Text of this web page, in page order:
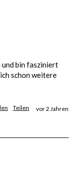
bin fasziniert
schon weitere
Teilen vor 2 Jahren